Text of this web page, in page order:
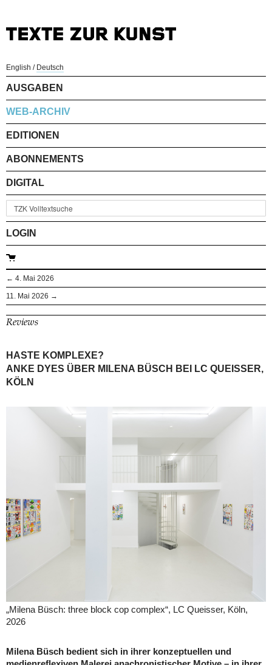
English / Deutsch
AUSGABEN
WEB-ARCHIV
EDITIONEN
ABONNEMENTS
DIGITAL
LOGIN
← 4. Mai 2026
11. Mai 2026 →
Reviews
HASTE KOMPLEXE?
ANKE DYES ÜBER MILENA BÜSCH BEI LC QUEISSER,
KÖLN
„Milena Büsch: three block cop complex“, LC Queisser, Köln,
2026
Milena Büsch bedient sich in ihrer konzeptuellen und